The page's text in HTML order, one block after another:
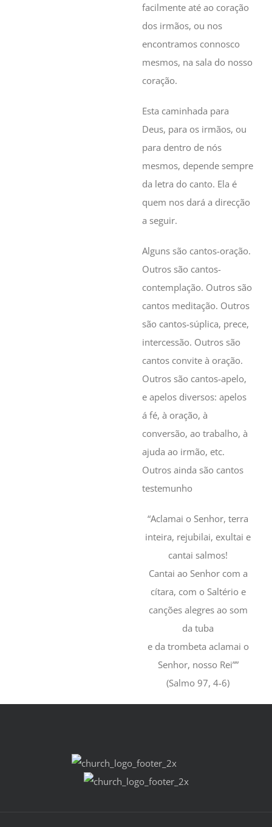
facilmente até ao coração
dos irmãos, ou nos
encontramos connosco
mesmos, na sala do nosso
coração.
Esta caminhada para
Deus, para os irmãos, ou
para dentro de nós
mesmos, depende sempre
da letra do canto. Ela é
quem nos dará a direcção
a seguir.
Alguns são cantos-oração.
Outros são cantos-
contemplação. Outros são
cantos meditação. Outros
são cantos-súplica, prece,
intercessão. Outros são
cantos convite à oração.
Outros são cantos-apelo,
e apelos diversos: apelos
á fé, à oração, à
conversão, ao trabalho, à
ajuda ao irmão, etc.
Outros ainda são cantos
testemunho
“Aclamai o Senhor, terra
inteira, rejubilai, exultai e
cantai salmos!
Cantai ao Senhor com a
cítara, com o Saltério e
canções alegres ao som
da tuba
e da trombeta aclamai o
Senhor, nosso Rei””
(Salmo 97, 4-6)